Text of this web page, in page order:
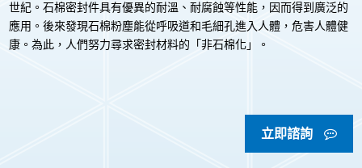
世紀。石棉密封件具有優異的耐溫、耐腐蝕等性能，因而得到廣泛的
應用。後來發現石棉粉塵能從呼吸道和毛細孔進入人體，危害人體健
康。為此，人們努力尋求密封材料的「非石棉化」。
立即諮詢